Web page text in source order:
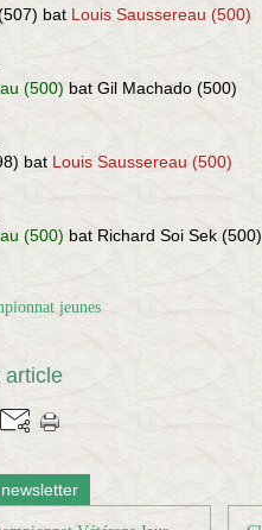
bat Louis Saussereau (500)
(500) bat Gil Machado (500)
bat Louis Saussereau (500)
(500) bat Richard Soi Sek (500)
jeunes
article